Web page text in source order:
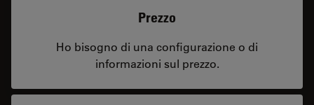
Prezzo
Ho bisogno di una configurazione o di
informazioni sul prezzo.